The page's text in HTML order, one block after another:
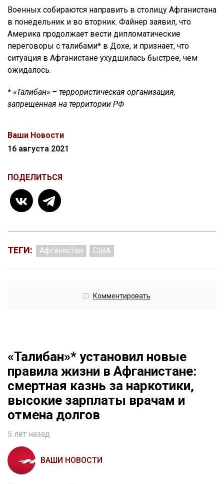
Военных собираются направить в столицу Афганистана
в понедельник и во вторник. Файнер заявил, что
Америка продолжает вести дипломатические
переговоры с талибами* в Дохе, и признает, что
ситуация в Афганистане ухудшилась быстрее, чем
ожидалось.
* «Талибан» – террористическая организация,
запрещенная на территории РФ
Ваши Новости
16 августа 2021
ПОДЕЛИТЬСЯ
ТЕГИ: Афганистан США
Комментировать
«Талибан»* установил новые
правила жизни в Афганистане:
смертная казнь за наркотики,
высокие зарплаты врачам и
отмена долгов
5 лет назад
ВАШИ НОВОСТИ